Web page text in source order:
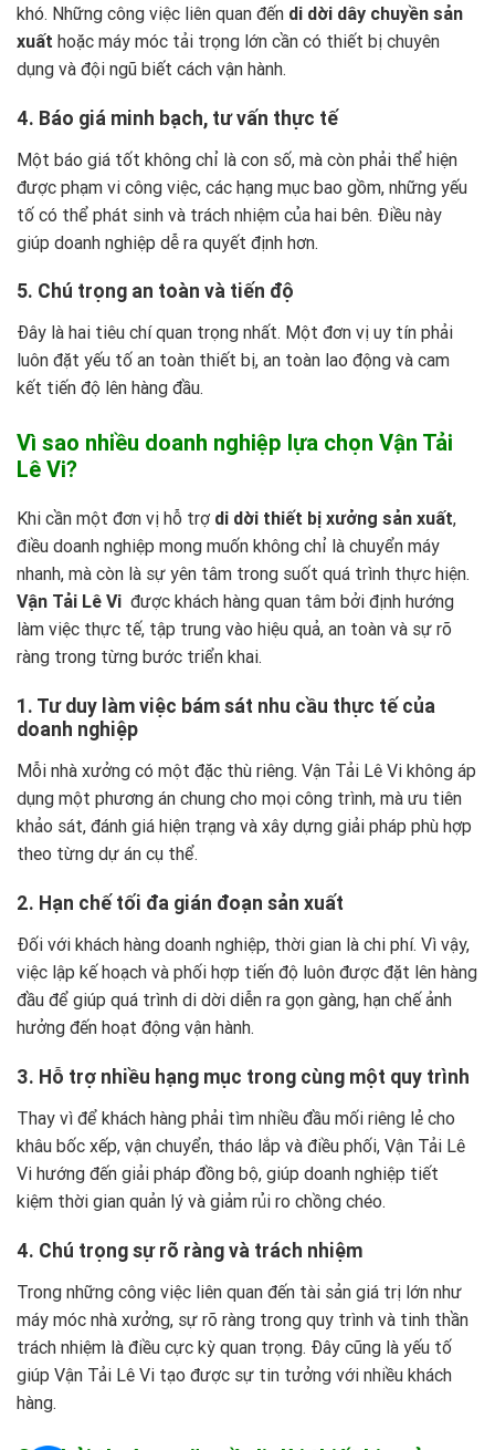
khó. Những công việc liên quan đến di dời dây chuyền sản
xuất hoặc máy móc tải trọng lớn cần có thiết bị chuyên
dụng và đội ngũ biết cách vận hành.
4. Báo giá minh bạch, tư vấn thực tế
Một báo giá tốt không chỉ là con số, mà còn phải thể hiện
được phạm vi công việc, các hạng mục bao gồm, những yếu
tố có thể phát sinh và trách nhiệm của hai bên. Điều này
giúp doanh nghiệp dễ ra quyết định hơn.
5. Chú trọng an toàn và tiến độ
Đây là hai tiêu chí quan trọng nhất. Một đơn vị uy tín phải
luôn đặt yếu tố an toàn thiết bị, an toàn lao động và cam
kết tiến độ lên hàng đầu.
Vì sao nhiều doanh nghiệp lựa chọn Vận Tải
Lê Vi?
Khi cần một đơn vị hỗ trợ di dời thiết bị xưởng sản xuất,
điều doanh nghiệp mong muốn không chỉ là chuyển máy
nhanh, mà còn là sự yên tâm trong suốt quá trình thực hiện.
Vận Tải Lê Vi được khách hàng quan tâm bởi định hướng
làm việc thực tế, tập trung vào hiệu quả, an toàn và sự rõ
ràng trong từng bước triển khai.
1. Tư duy làm việc bám sát nhu cầu thực tế của
doanh nghiệp
Mỗi nhà xưởng có một đặc thù riêng. Vận Tải Lê Vi không áp
dụng một phương án chung cho mọi công trình, mà ưu tiên
khảo sát, đánh giá hiện trạng và xây dựng giải pháp phù hợp
theo từng dự án cụ thể.
2. Hạn chế tối đa gián đoạn sản xuất
Đối với khách hàng doanh nghiệp, thời gian là chi phí. Vì vậy,
việc lập kế hoạch và phối hợp tiến độ luôn được đặt lên hàng
đầu để giúp quá trình di dời diễn ra gọn gàng, hạn chế ảnh
hưởng đến hoạt động vận hành.
3. Hỗ trợ nhiều hạng mục trong cùng một quy trình
Thay vì để khách hàng phải tìm nhiều đầu mối riêng lẻ cho
khâu bốc xếp, vận chuyển, tháo lắp và điều phối, Vận Tải Lê
Vi hướng đến giải pháp đồng bộ, giúp doanh nghiệp tiết
kiệm thời gian quản lý và giảm rủi ro chồng chéo.
4. Chú trọng sự rõ ràng và trách nhiệm
Trong những công việc liên quan đến tài sản giá trị lớn như
máy móc nhà xưởng, sự rõ ràng trong quy trình và tinh thần
trách nhiệm là điều cực kỳ quan trọng. Đây cũng là yếu tố
giúp Vận Tải Lê Vi tạo được sự tin tưởng với nhiều khách
hàng.